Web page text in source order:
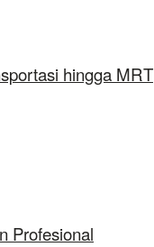
hingga MRT
Profesional